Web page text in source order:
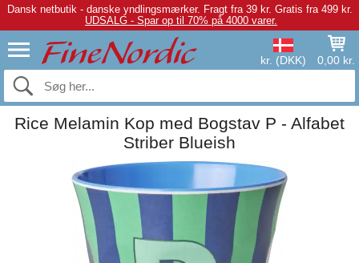
Dansk netbutik - danske yndlingsmærker. Fragt fra 39 kr. Gratis fra 499 kr.
UDSALG - Spar op til 70% på 4000 varer.
kr. (DKK) 0,00 kr.
Rice Melamin Kop med Bogstav P - Alfabet
Striber Blueish